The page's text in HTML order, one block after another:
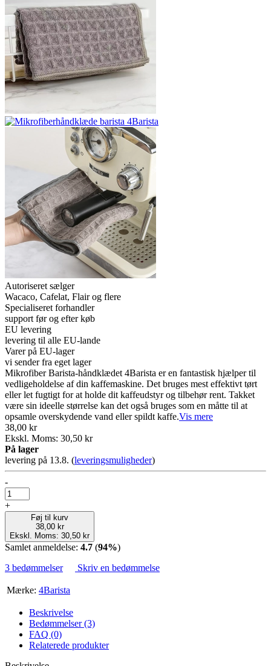
Autoriseret sælger
Wacaco, Cafelat, Flair og flere
Specialiseret forhandler
support før og efter køb
EU levering
levering til alle EU-lande
Varer på EU-lager
vi sender fra eget lager
Mikrofiber Barista-håndklædet 4Barista er en fantastisk hjælper til
vedligeholdelse af din kaffemaskine. Det bruges mest effektivt tørt
eller let fugtigt for at holde dit kaffeudstyr og tilbehør rent. Takket
være sin ideelle størrelse kan det også bruges som en måtte til at
opsamle overskydende vand eller spildt kaffe.Vis mere
38,00 kr
Ekskl. Moms: 30,50 kr
På lager
levering på 13.8. (leveringsmuligheder)
-
+
Føj til kurv
38,00 kr
Ekskl. Moms: 30,50 kr
Samlet anmeldelse: 4.7 (94%)
3 bedømmelser
Skriv en bedømmelse
Mærke: 4Barista
Beskrivelse
Bedømmelser (3)
FAQ (0)
Relaterede produkter